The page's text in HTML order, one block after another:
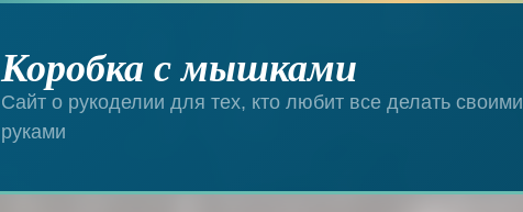
Коробка с мышками
Сайт о рукоделии для тех, кто любит все делать своими
руками